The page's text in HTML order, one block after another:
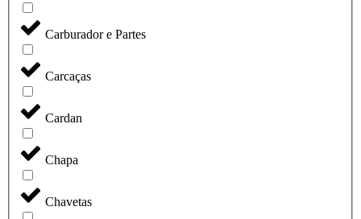
Carburador e Partes
Carcaças
Cardan
Chapa
Chavetas